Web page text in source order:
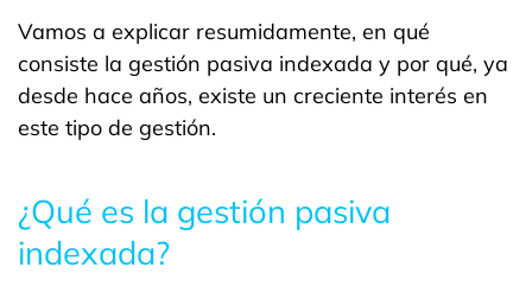
Vamos a explicar resumidamente, en qué
consiste la gestión pasiva indexada y por qué, ya
desde hace años, existe un creciente interés en
este tipo de gestión.
¿Qué es la gestión pasiva
indexada?